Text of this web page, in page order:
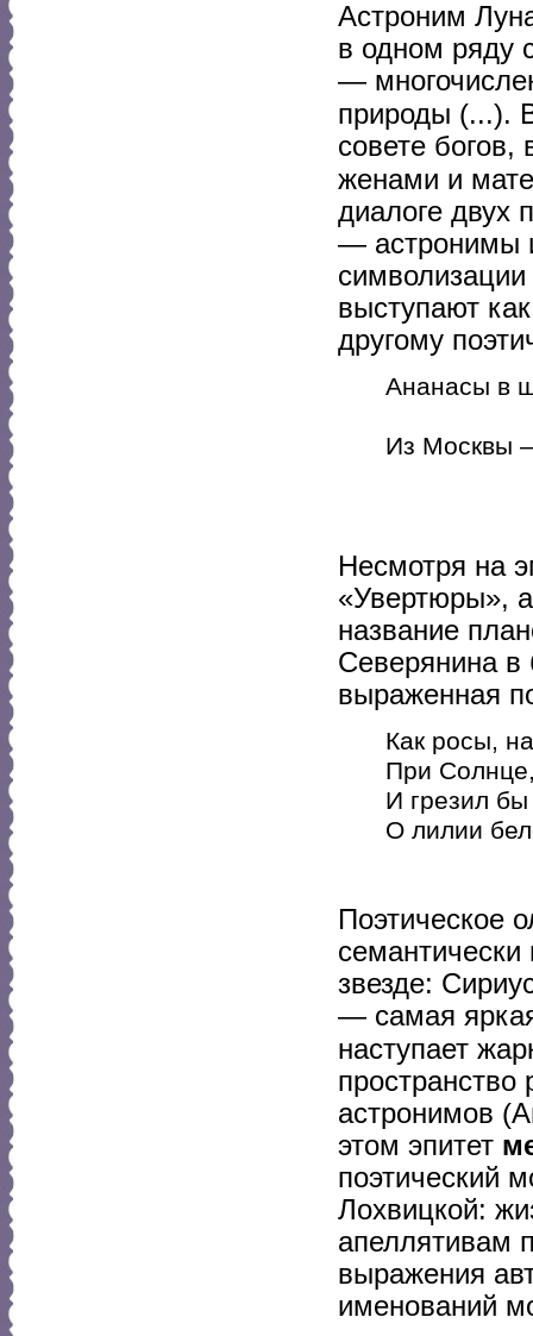
Астроним
в одном ряду
—
природы (...).
совете
женами и
диалоге двух
— астронимы
выступают
другому
Ананасы в
Из Москвы
Несмотря на
«Увертюры»,
название
Северянина в
выраженная
Как росы,
При
И грезил
О лилии
Поэтическое
семантически
звезде:
— самая
наступает
пространство
астронимов
этом эпитет
поэтический
Лохвицкой:
апеллятивам
выражения
именований